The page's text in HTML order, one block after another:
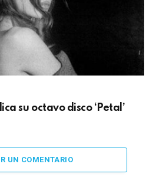
su octavo disco ‘Petal’
UN COMENTARIO